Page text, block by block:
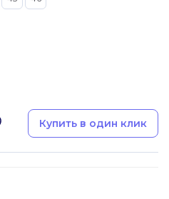
Купить в один клик